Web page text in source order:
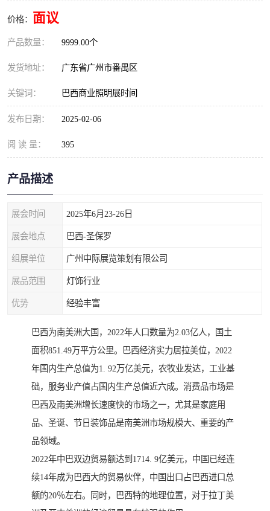
价格： 面议
产品数量： 9999.00个
发货地址： 广东省广州市番禺区
关键词： 巴西商业照明展时间
发布日期： 2025-02-06
阅 读 量： 395
产品描述
展会时间 2025年6月23-26日
展会地点 巴西-圣保罗
组展单位 广州中际展览策划有限公司
展品范围 灯饰行业
优势 经验丰富
巴西为南美洲大国，2022年人口数量为2.03亿人，国土
面积851.49万平方公里。巴西经济实力居拉美位，2022
年国内生产总值为1. 92万亿美元，农牧业发达，工业基
础，服务业产值占国内生产总值近六成。消费品市场是
巴西及南美洲增长速度快的市场之一，尤其是家庭用
品、圣诞、节日装饰品是南美洲市场规模大、重要的产
品领域。
2022年中巴双边贸易额达到1714. 9亿美元，中国已经连
续14年成为巴西大的贸易伙伴，中国出口占巴西进口总
额的20％左右。同时，巴西特的地理位置，对于拉丁美